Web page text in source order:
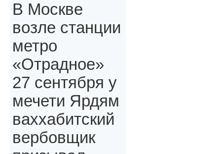
В Москве
возле станции
метро
«Отрадное»
27 сентября у
мечети Ярдям
ваххабитский
вербовщик